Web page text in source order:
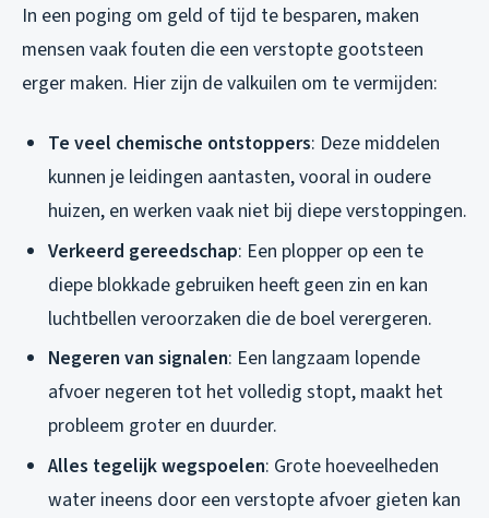
In een poging om geld of tijd te besparen, maken
mensen vaak fouten die een verstopte gootsteen
erger maken. Hier zijn de valkuilen om te vermijden:
Te veel chemische ontstoppers: Deze middelen
kunnen je leidingen aantasten, vooral in oudere
huizen, en werken vaak niet bij diepe verstoppingen.
Verkeerd gereedschap: Een plopper op een te
diepe blokkade gebruiken heeft geen zin en kan
luchtbellen veroorzaken die de boel verergeren.
Negeren van signalen: Een langzaam lopende
afvoer negeren tot het volledig stopt, maakt het
probleem groter en duurder.
Alles tegelijk wegspoelen: Grote hoeveelheden
water ineens door een verstopte afvoer gieten kan